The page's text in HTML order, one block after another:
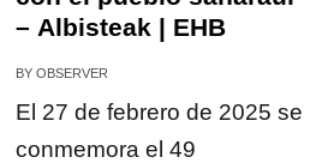
– Albisteak | EHB
BYOBSERVER
El 27 de febrero de 2025 se
conmemora el 49